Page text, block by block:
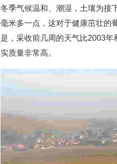
冬季气候温和、潮湿，土壤为接
毫米多一点，这对于健康茁壮的
是，采收前几周的天气比2003
实质量非常高。